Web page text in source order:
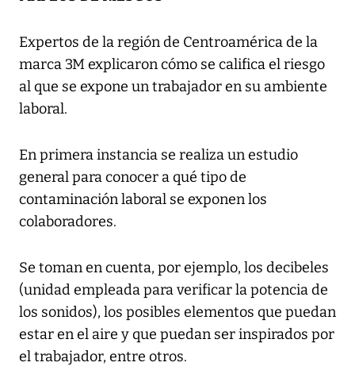
Expertos de la región de Centroamérica de la
marca 3M explicaron cómo se califica el riesgo
al que se expone un trabajador en su ambiente
laboral.
En primera instancia se realiza un estudio
general para conocer a qué tipo de
contaminación laboral se exponen los
colaboradores.
Se toman en cuenta, por ejemplo, los decibeles
(unidad empleada para verificar la potencia de
los sonidos), los posibles elementos que puedan
estar en el aire y que puedan ser inspirados por
el trabajador, entre otros.